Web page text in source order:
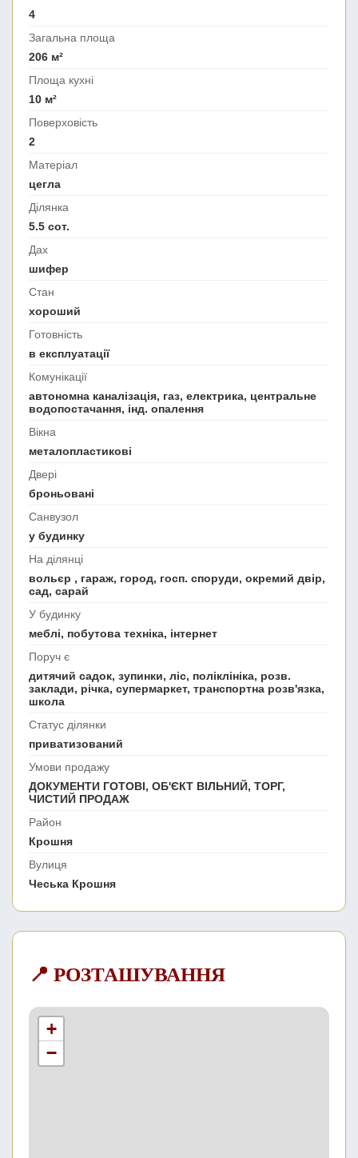
4
Загальна площа
206 м²
Площа кухні
10 м²
Поверховість
2
Матеріал
цегла
Ділянка
5.5 сот.
Дах
шифер
Стан
хороший
Готовність
в експлуатації
Комунікації
автономна каналізація, газ, електрика, центральне
водопостачання, інд. опалення
Вікна
металопластикові
Двері
броньовані
Санвузол
у будинку
На ділянці
вольєр , гараж, город, госп. споруди, окремий двір,
сад, сарай
У будинку
меблі, побутова техніка, інтернет
Поруч є
дитячий садок, зупинки, ліс, поліклініка, розв.
заклади, річка, супермаркет, транспортна розв'язка,
школа
Статус ділянки
приватизований
Умови продажу
ДОКУМЕНТИ ГОТОВІ, ОБ'ЄКТ ВІЛЬНИЙ, ТОРГ,
ЧИСТИЙ ПРОДАЖ
Район
Крошня
Вулиця
Чеська Крошня
📍 РОЗТАШУВАННЯ
+
−